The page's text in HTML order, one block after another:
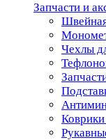
Запчасти и
Чехлы